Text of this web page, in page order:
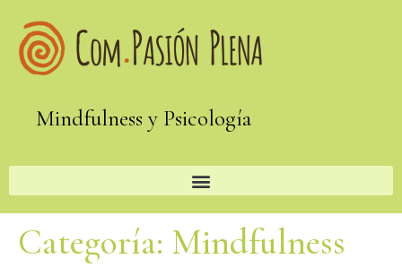
Mindfulness y Psicología
Categoría: Mindfulness